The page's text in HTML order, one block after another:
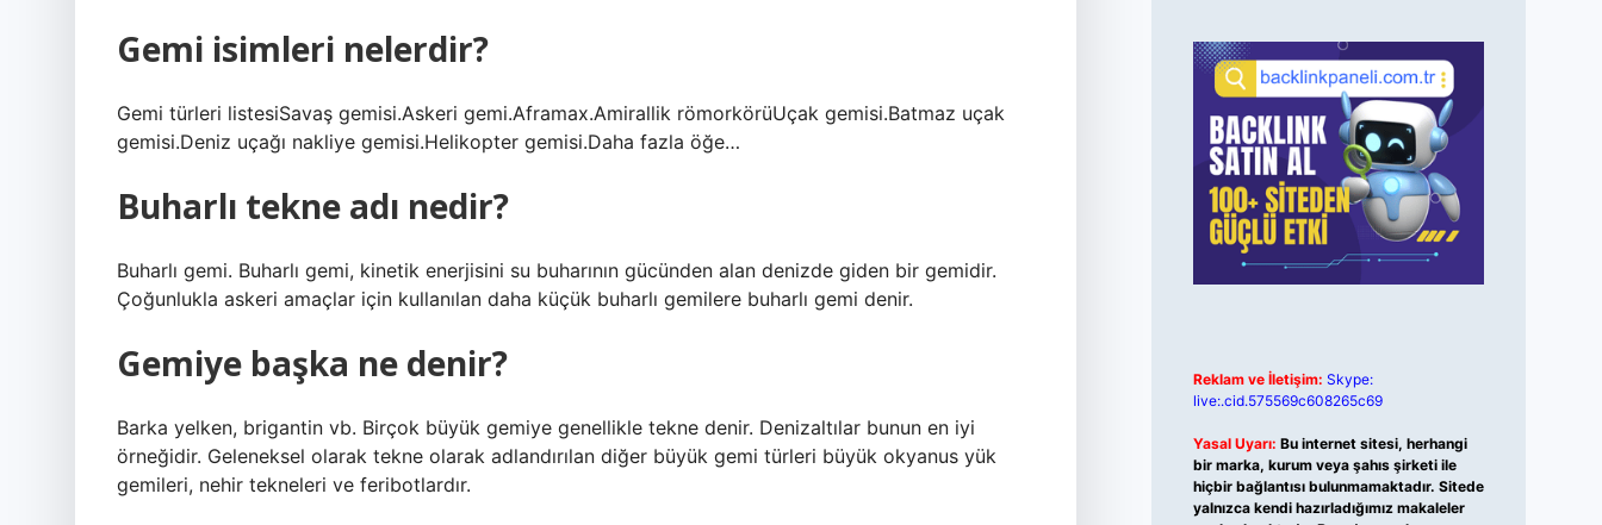
Gemi isimleri nelerdir?
Gemi türleri listesiSavaş gemisi.Askeri gemi.Aframax.Amirallik römorkörüUçak gemisi.Batmaz uçak
gemisi.Deniz uçağı nakliye gemisi.Helikopter gemisi.Daha fazla öğe…
Buharlı tekne adı nedir?
Buharlı gemi. Buharlı gemi, kinetik enerjisini su buharının gücünden alan denizde giden bir gemidir.
Çoğunlukla askeri amaçlar için kullanılan daha küçük buharlı gemilere buharlı gemi denir.
Gemiye başka ne denir?
Barka yelken, brigantin vb. Birçok büyük gemiye genellikle tekne denir. Denizaltılar bunun en iyi
örneğidir. Geleneksel olarak tekne olarak adlandırılan diğer büyük gemi türleri büyük okyanus yük
gemileri, nehir tekneleri ve feribotlardır.
Reklam ve İletişim: Skype:
live:.cid.575569c608265c69
Yasal Uyarı: Bu internet sitesi, herhangi
bir marka, kurum veya şahıs şirketi ile
hiçbir bağlantısı bulunmamaktadır. Sitede
yalnızca kendi hazırladığımız makaleler